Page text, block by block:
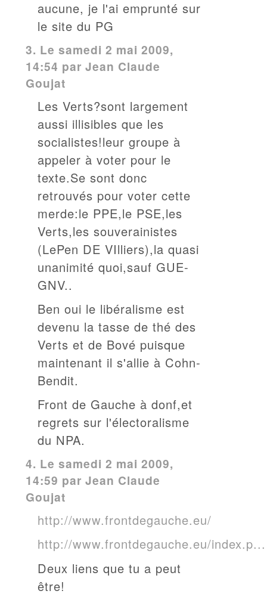
aucune, je l'ai emprunté sur
le site du PG
3. Le samedi 2 mai 2009,
14:54 par Jean Claude
Goujat
Les Verts?sont largement
aussi illisibles que les
socialistes!leur groupe à
appeler à voter pour le
texte.Se sont donc
retrouvés pour voter cette
merde:le PPE,le PSE,les
Verts,les souverainistes
(LePen DE VIlliers),la quasi
unanimité quoi,sauf GUE-
GNV..
Ben oui le libéralisme est
devenu la tasse de thé des
Verts et de Bové puisque
maintenant il s'allie à Cohn-
Bendit.
Front de Gauche à donf,et
regrets sur l'électoralisme
du NPA.
4. Le samedi 2 mai 2009,
14:59 par Jean Claude
Goujat
http://www.frontdegauche.eu/
http://www.frontdegauche.eu/index.p...
Deux liens que tu a peut
être!